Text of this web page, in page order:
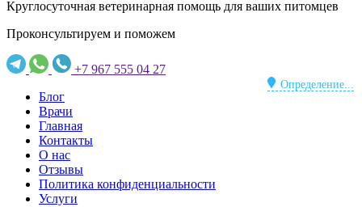
Круглосуточная ветеринарная помощь для ваших питомцев
Проконсультируем и поможем
+7 967 555 04 27
Определение...
Блог
Врачи
Главная
Контакты
О нас
Отзывы
Политика конфиденциальности
Услуги